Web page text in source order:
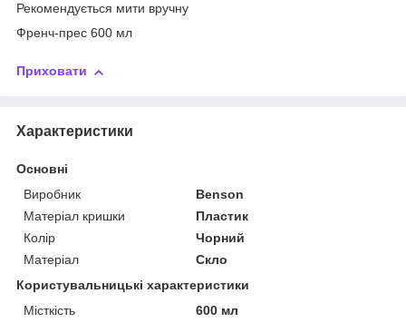
Рекомендується мити вручну
Френч-прес 600 мл
Приховати
Характеристики
Основні
Виробник
Benson
Матеріал кришки
Пластик
Колір
Чорний
Матеріал
Скло
Користувальницькі характеристики
Місткість
600 мл